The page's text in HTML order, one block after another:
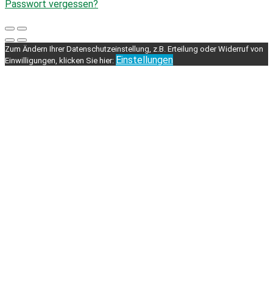
Passwort vergessen?
Zum Ändern Ihrer Datenschutzeinstellung, z.B. Erteilung oder Widerruf von
Einwilligungen, klicken Sie hier: Einstellungen